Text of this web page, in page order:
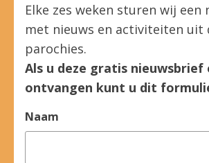
Elke zes weken sturen wij een
met nieuws en activiteiten uit
parochies.
Als u deze gratis
ontvangen kunt u dit
Naam